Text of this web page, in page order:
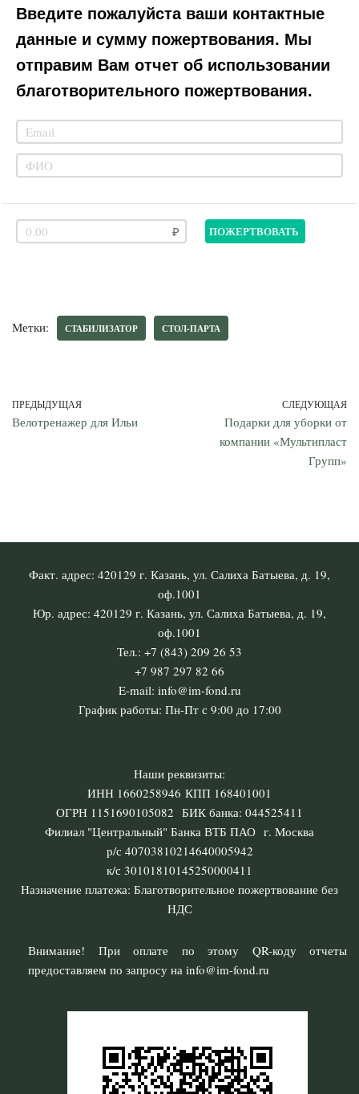
Введите пожалуйста ваши контактные
данные и сумму пожертвования. Мы
отправим Вам отчет об использовании
благотворительного пожертвования.
ПОЖЕРТВОВАТЬ
Метки: СТАБИЛИЗАТОР СТОЛ-ПАРТА
ПРЕДЫДУЩАЯ
Велотренажер для Ильи
СЛЕДУЮЩАЯ
Подарки для уборки от
компании «Мультипласт
Групп»
Факт. адрес: 420129 г. Казань, ул. Салиха Батыева, д. 19,
оф.1001
Юр. адрес: 420129 г. Казань, ул. Салиха Батыева, д. 19,
оф.1001
Тел.: +7 (843) 209 26 53
+7 987 297 82 66
E-mail: info@im-fond.ru
График работы: Пн-Пт с 9:00 до 17:00
Наши реквизиты:
ИНН 1660258946 КПП 168401001
ОГРН 1151690105082 БИК банка: 044525411
Филиал "Центральный" Банка ВТБ ПАО г. Москва
р/с 40703810214640005942
к/с 30101810145250000411
Назначение платежа: Благотворительное пожертвование без
НДС
Внимание! При оплате по этому QR-коду отчеты
предоставляем по запросу на info@im-fond.ru